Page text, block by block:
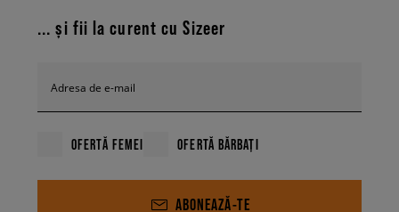
... și fii la curent cu Sizeer
Adresa de e-mail
OFERTĂ FEMEI OFERTĂ BĂRBAȚI
ABONEAZĂ-TE